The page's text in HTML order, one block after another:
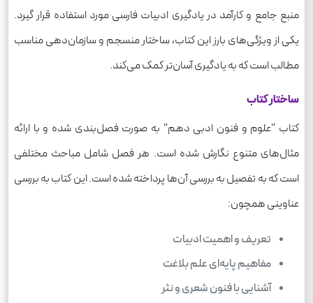
منبع جامع و کارآمد در یادگیری ادبیات فارسی مورد استفاده قرار گیرد.
یکی از ویژگی‌های بارز این کتاب، ساختار منسجم و سازمان‌دهی مناسب
مطالب است که به یادگیری آسان‌تر کمک می‌کند.
ساختار کتاب
کتاب "علوم و فنون ادبی دهم" به صورت فصل‌بندی شده و با ارائه
مثال‌های متنوع نگارش شده است. هر فصل شامل مباحث مختلفی
است که به تفصیل به بررسی آن‌ها پرداخته شده است. این کتاب به بررسی
عناوینی همچون:
تعریف و اهمیت ادبیات
مفاهیم پایه‌ای علم بلاغت
آشنایی با فنون شعری و نثر